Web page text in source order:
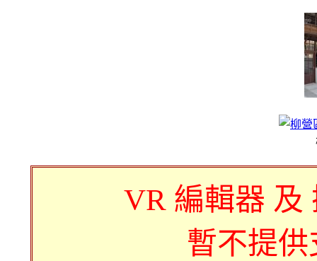
VR 編輯器 及
暫不提